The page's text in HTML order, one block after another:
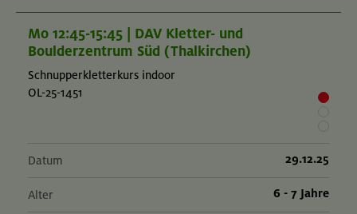
Mo 12:45-15:45 | DAV Kletter- und
Boulderzentrum Süd (Thalkirchen)
Schnupperkletterkurs indoor
OL-25-1451
Datum 29.12.25
Alter 6 - 7 Jahre